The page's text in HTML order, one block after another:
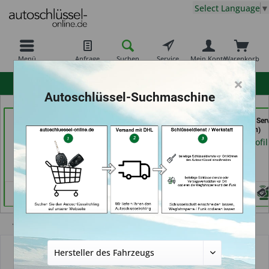
Menü Anfrage Suchen Service Warenkorb
Mein Konto
Select Language ▼
Schlüsseldienst Brkic,
Brkic & Wiersbowsky
GbR (in Wuppertal)
Händlerprofil
Schlüsseldienst
Zimmermann (in
Würzburg)
Schlüssel- u. DL
(in Dresden)
Händlerprofil
Autoschlüssel ohne Funk
×
Autoschlüssel-Suchmaschine